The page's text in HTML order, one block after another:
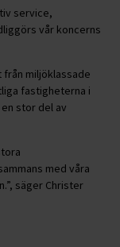
service,
vår koncerns
miljöklassade
fastigheterna i
stor del av
med våra
säger Christer